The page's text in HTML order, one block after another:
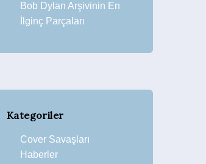
Bob Dylan Arşivinin En
İlginç Parçaları
Kategoriler
Cover Savaşları
Haberler